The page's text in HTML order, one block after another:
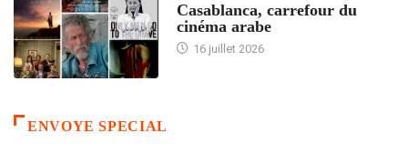
Casablanca, carrefour du
cinéma arabe
16 juillet 2026
ENVOYE SPECIAL